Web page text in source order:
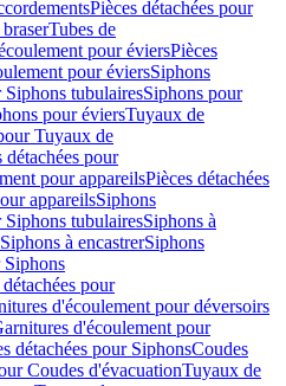
Pièces détachées pour
Tubes de
pour éviersPièces
pour éviersSiphons
Siphons tubulairesSiphons pour
pour éviersTuyaux de
Tuyaux de
détachées pour
pour appareilsPièces détachées
appareilsSiphons
Siphons tubulairesSiphons à
à encastrerSiphons
Siphons
pour
d'écoulement pour déversoirs
d'écoulement pour
détachées pour SiphonsCoudes
Coudes d'évacuationTuyaux de